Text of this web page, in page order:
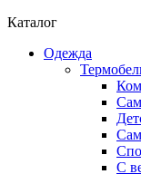
Каталог
Одежда
С